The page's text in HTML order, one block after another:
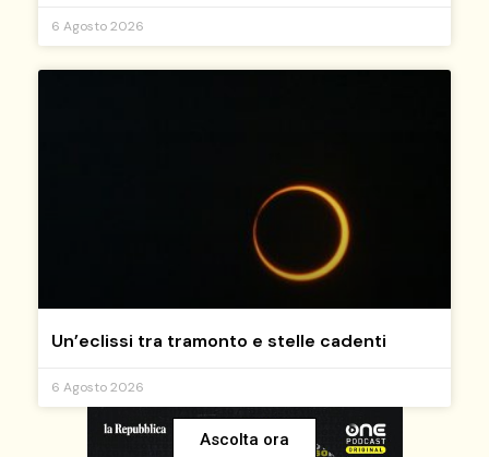
6 Agosto 2026
Un’eclissi tra tramonto e stelle cadenti
6 Agosto 2026
Ascolta ora